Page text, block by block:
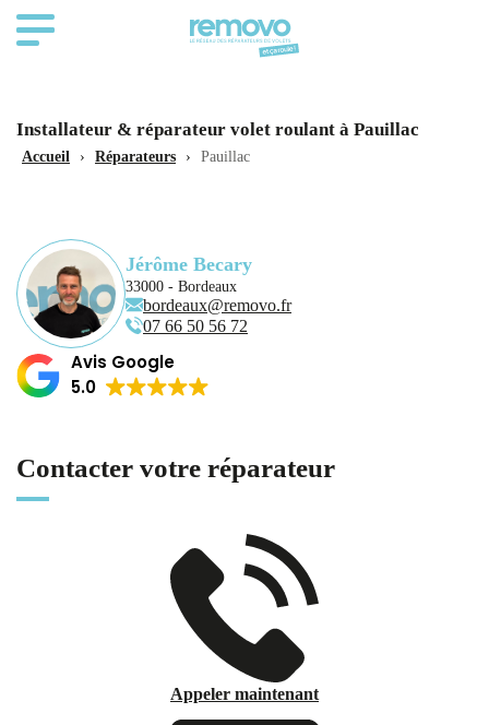
Installateur & réparateur volet roulant à Pauillac
Accueil › Réparateurs › Pauillac
Jérôme Becary
33000 - Bordeaux
bordeaux@removo.fr
07 66 50 56 72
Avis Google
5.0
Contacter votre réparateur
Appeler maintenant